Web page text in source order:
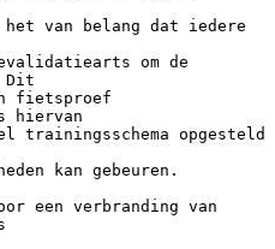
van belang dat iedere
om de
Dit
fietsproef
hiervan
trainingsschema opgesteld
kan gebeuren.
een verbranding van